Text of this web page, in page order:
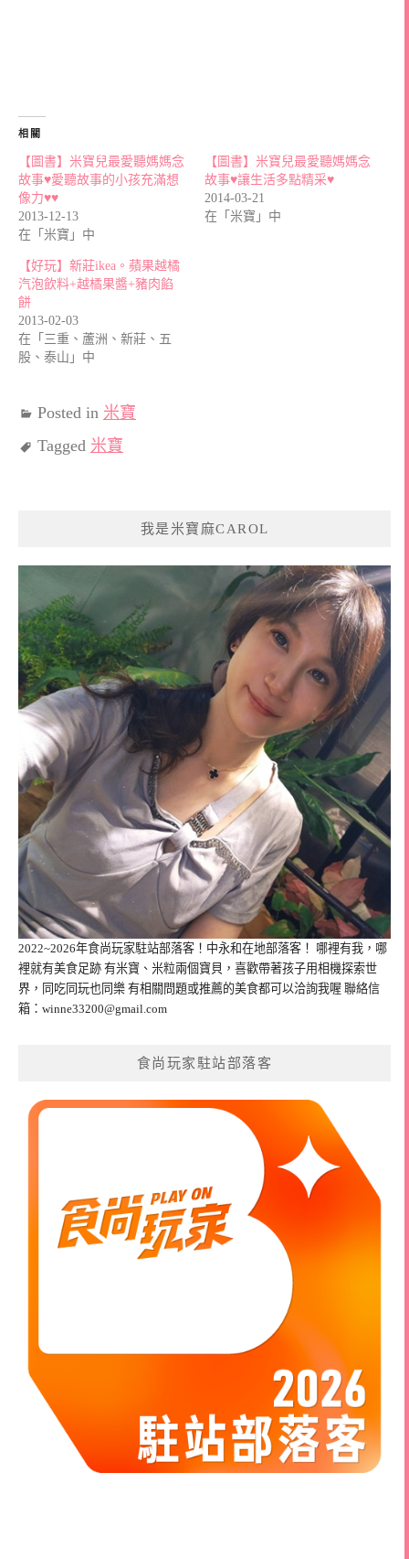
相關
【圖書】米寶兒最愛聽媽媽念
故事♥愛聽故事的小孩充滿想
像力♥♥
2013-12-13
在「米寶」中
【圖書】米寶兒最愛聽媽媽念
故事♥讓生活多點精采♥
2014-03-21
在「米寶」中
【好玩】新莊ikea。蘋果越橘
汽泡飲料+越橘果醬+豬肉餡
餅
2013-02-03
在「三重、蘆洲、新莊、五
股、泰山」中
Posted in 米寶
Tagged 米寶
我是米寶麻CAROL
2022~2026年食尚玩家駐站部落客！中永和在地部落客！ 哪裡有我，哪
裡就有美食足跡 有米寶、米粒兩個寶貝，喜歡帶著孩子用相機探索世
界，同吃同玩也同樂 有相關問題或推薦的美食都可以洽詢我喔 聯絡信
箱： winne33200@gmail.com
食尚玩家駐站部落客